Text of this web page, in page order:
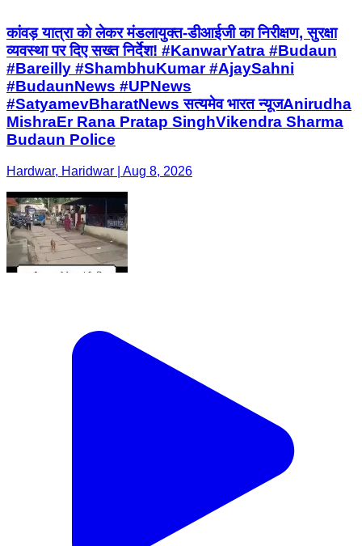
कांवड़ यात्रा को लेकर मंडलायुक्त-डीआईजी का निरीक्षण, सुरक्षा
व्यवस्था पर दिए सख्त निर्देश! #KanwarYatra #Budaun
#Bareilly #ShambhuKumar #AjaySahni
#BudaunNews #UPNews
#SatyamevBharatNews सत्यमेव भारत न्यूजAnirudha
MishraEr Rana Pratap SinghVikendra Sharma
Budaun Police
Hardwar, Haridwar | Aug 8, 2026